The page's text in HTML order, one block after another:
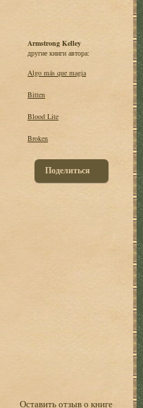
Armstrong Kelley
другие книги автора:
Algo más que magia
Bitten
Blood Lite
Broken
Поделиться
Оставить отзыв о книге